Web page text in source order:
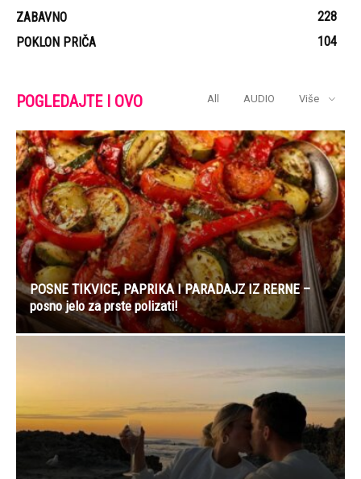
ZABAVNO
228
POKLON PRIČA
104
POGLEDAJTE I OVO All AUDIO Više
POSNE TIKVICE, PAPRIKA I PARADAJZ IZ RERNE –
posno jelo za prste polizati!